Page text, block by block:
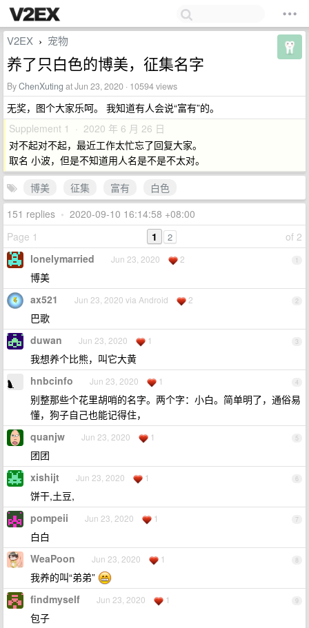
V2EX › 宠物
养了只白色的博美，征集名字
ByChenXuting at Jun 23, 2020 · 10594 views
无奖，图个大家乐呵。 我知道有人会说“富有”的。
Supplement 1 · 2020 年 6 月 26 日
对不起对不起，最近工作太忙忘了回复大家。
取名 小波，但是不知道用人名是不是不太对。
博美
征集 富有
白色
151 replies • 2020-09-10 16:14:58 +08:00
Page 1
of 2
1 2
1
lonelymarried Jun 23, 2020 2
博美
2
ax521 Jun 23, 2020 via Android 2
巴歌
3
duwan Jun 23, 2020 1
我想养个比熊，叫它大黄
4
hnbcinfo Jun 23, 2020 1
别整那些个花里胡哨的名字。两个字：小白。简单明了，通俗易
懂，狗子自己也能记得住，
5
quanjw Jun 23, 2020 1
团团
6
xishijt Jun 23, 2020 1
饼干,土豆,
7
pompeii Jun 23, 2020 1
白白
8
WeaPoon Jun 23, 2020 1
我养的叫“弟弟”
9
findmyself Jun 23, 2020 1
包子